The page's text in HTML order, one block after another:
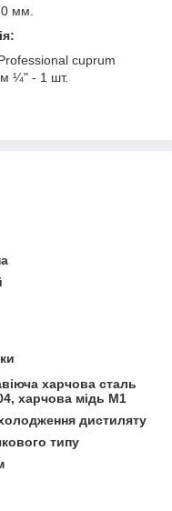
мм.
cuprum
¼" - 1 шт.
харчова сталь
харчова мідь М1
дистиляту
типу